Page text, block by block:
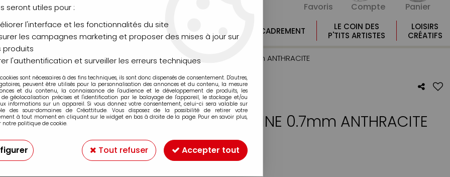
Favoris Compte Panier
CHÂSSIS
CHEVALETS
AÉROGRAPHIE
MODÉLISME
MOULAGE
ENCADREMENT
LE COIN DES
P'TITS ARTISTES
LOISIRS
CRÉATIFS
>Peinture Porcelaine 150 Pébéo >P150 FEUTRE POINTE FINE 0.7mm ANTHRACITE
P150 FEUTRE POINTE FINE 0.7mm ANTHRACITE
Soyez le premier à donner votre avis !
6,29€TTC
seront utiles pour :
l'interface et les fonctionnalités du site
les campagnes marketing et proposer des mises à jour sur
produits
l'authentification et surveiller les erreurs techniques
sont nécessaires à des fins techniques, ils sont donc dispensés de consentement. D'autres,
peuvent être utilisés pour la personnalisation des annonces et du contenu, la mesure
et du contenu, la connaissance de l'audience et le développement de produits, les
de géolocalisation précises et l'identification par le balayage de l'appareil, le stockage et/ou
informations sur un appareil. Si vous donnez votre consentement, celui-ci sera valable sur
des sous-domaines de Créattitude. Vous disposez de la possibilité de retirer votre
à tout moment en cliquant sur le widget en bas à droite de la page. Pour en savoir plus,
notre politique de cookie.
Tout refuser Accepter tout